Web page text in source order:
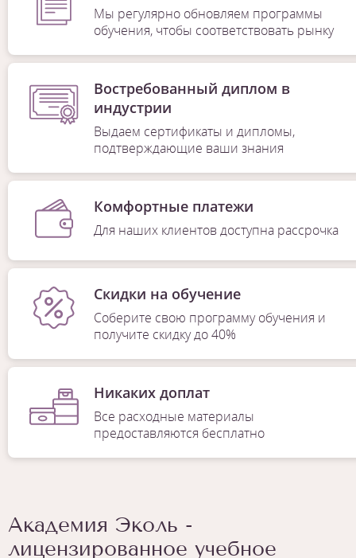
Мы регулярно обновляем программы
обучения, чтобы соответствовать рынку
Востребованный диплом в
индустрии
Выдаем сертификаты и дипломы,
подтверждающие ваши знания
Комфортные платежи
Для наших клиентов доступна рассрочка
Скидки на обучение
Соберите свою программу обучения и
получите скидку до 40%
Никаких доплат
Все расходные материалы
предоставляются бесплатно
Академия Эколь -
лицензированное учебное